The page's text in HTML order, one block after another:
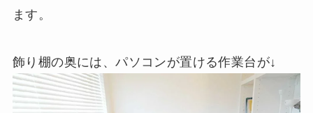
ます。
飾り棚の奥には、パソコンが置ける作業台が↓